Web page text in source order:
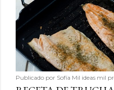
Publicado por Sofía Mil ideas mil